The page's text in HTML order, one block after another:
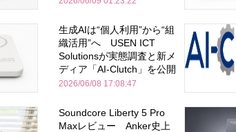
生成AIは“個人利用”から“組
織活用”へ USEN ICT
Solutionsが実態調査と新メ
ディア「AI-Clutch」を公開
2026/06/08 17:08:47
Soundcore Liberty 5 Pro
Maxレビュー Anker史上